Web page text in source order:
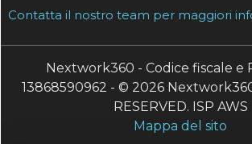
Contatta il nostro team per maggiori
Nextwork360 - Codice fiscale e
13868590962 - © 2026
RESERVED. ISP AWS
Mappa del sito